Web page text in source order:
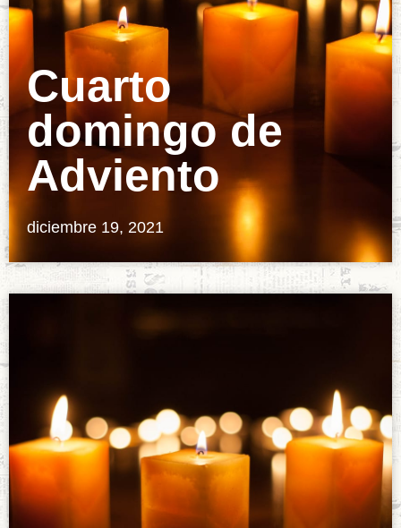
Cuarto
domingo de
Adviento
diciembre 19, 2021